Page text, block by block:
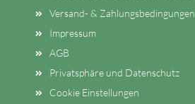
Versand- & Zahlungsbedingungen
Impressum
AGB
Privatsphäre und Datenschutz
Cookie Einstellungen